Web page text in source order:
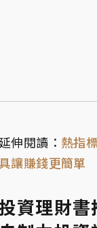
伸閱讀： 熱指
讓賺錢更簡單
資理財